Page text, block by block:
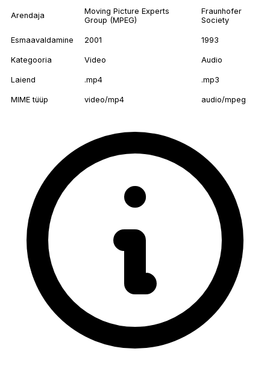
Arendaja
Moving Picture Experts
Group (MPEG)
Fraunhofer
Society
Esmaavaldamine 2001 1993
Kategooria Video Audio
Laiend .mp4 .mp3
MIME tüüp video/mp4 audio/mpeg